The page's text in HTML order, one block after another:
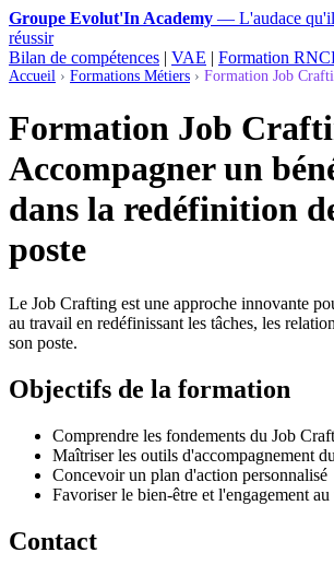
Groupe Evolut'In Academy — L'audace
réussir
Bilan de compétences | VAE | Formation
Accueil › Formations Métiers › Formation Job
Formation Job
Accompagner un
dans la redéfinition
poste
Le Job Crafting est une approche innovante
au travail en redéfinissant les tâches, les
son poste.
Objectifs de la formation
Comprendre les fondements du Job
Maîtriser les outils d'accompagnement
Concevoir un plan d'action personnalisé
Favoriser le bien-être et l'engagement
Contact